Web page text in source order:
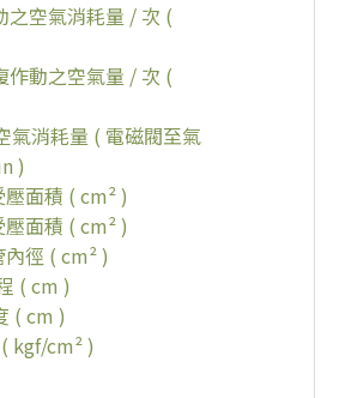
之空氣消耗量 / 次 (
作動之空氣量 / 次 (
氣消耗量 ( 電磁閥至氣
)
面積 ( cm² )
面積 ( cm² )
徑 ( cm² )
( cm )
( cm )
kgf/cm² )